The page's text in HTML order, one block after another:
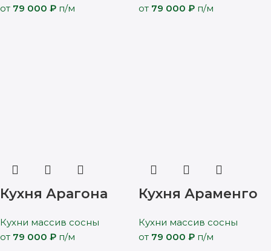
от 79 000 ₽ п/м
от 79 000 ₽ п/м
Кухня Арагона
Кухни массив сосны
от 79 000 ₽ п/м
Кухня Араменго
Кухни массив сосны
от 79 000 ₽ п/м